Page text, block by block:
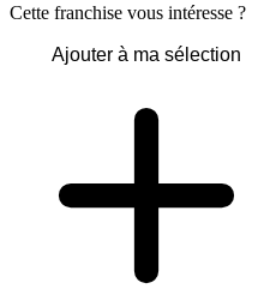
Cette franchise vous intéresse ?
Ajouter à ma sélection